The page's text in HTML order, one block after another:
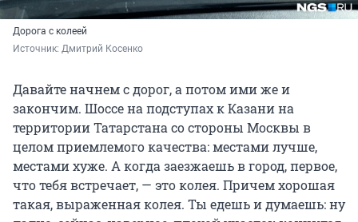
Дорога с колеей
Источник: Дмитрий Косенко
Давайте начнем с дорог, а потом ими же и
закончим. Шоссе на подступах к Казани на
территории Татарстана со стороны Москвы в
целом приемлемого качества: местами лучше,
местами хуже. А когда заезжаешь в город, первое,
что тебя встречает, — это колея. Причем хорошая
такая, выраженная колея. Ты едешь и думаешь: ну